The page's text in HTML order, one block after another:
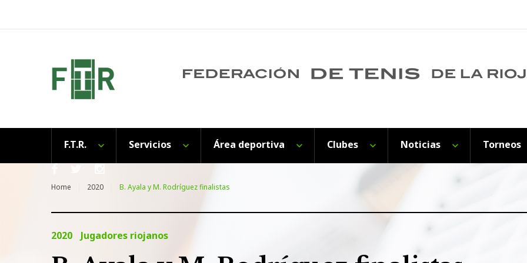
F.T.R. Servicios Área deportiva Clubes Noticias Torneos
Home 2020 B. Ayala y M. Rodríguez finalistas
2020 Jugadores riojanos